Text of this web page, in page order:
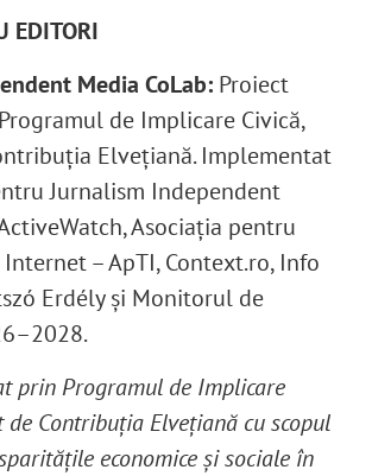
EDITORI
Media CoLab: Proiect
de Implicare Civică,
Elvețiană. Implementat
Jurnalism Independent
Asociația pentru
– ApTI, Context.ro, Info
Erdély şi Monitorul de
prin Programul de Implicare
de Contribuția Elvețiană cu scopul
economice și sociale în